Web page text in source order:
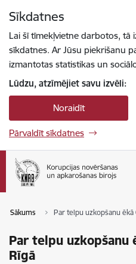
Sīkdatnes
Lai šī tīmekļvietne darbotos, tā
sīkdatnes. Ar Jūsu piekrišanu
izmantotas statistikas un
Lūdzu, atzīmējiet savu izvēli:
Noraidīt
Pārvaldīt sīkdatnes
Sākums Par telpu uzkopšanu ēkā
Par telpu uzkopšanu
Rīgā